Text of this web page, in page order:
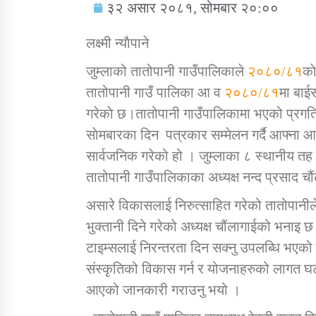
तातोपानी गाउँपालिकाको न्यायिक समिति सम्बन्धी
सन्देश
तातोपानी गाउँपालिका जुम्लाको बालविवाह सन्देश
३२ असार २०८१, सोमबार २०:००
लक्ष्मी न्याैपाने
जुम्लाको तातोपानी गाउँपालिकाले २०८०/८१
तातोपानी गाउँ पालिका आ व २०८०/८१मा
गरेकाे छ।तातोपानी गाउँपालिकामा भएको
साेमबारका दिन पत्रकार सम्मेलन गर्दै आफ्ना
सार्वजनिक गरेको हो । जुम्लाका ८ स्थानीय
तातोपानी गाउँपालिकाका अध्यक्ष नन्द प्रसाद
असारे विकासलाई निरुत्साहित गरेको
भुक्तानी दिने गरेको अध्यक्ष चौंलागाईको भनाइ
टाइम्सलाई निरन्तरता दिन सक्नु उपलब्धि
संस्कृतिको विकास गर्न र योजनाहरुको लागत
आएको जानकारी गराउनु भयो ।